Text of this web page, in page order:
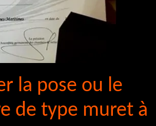
la pose ou le
de type muret à